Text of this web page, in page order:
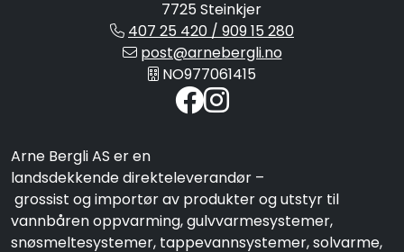
7725 Steinkjer
407 25 420 / 909 15 280
post@arnebergli.no
NO977061415
Arne Bergli AS er en
landsdekkende direkteleverandør –
grossist og importør av produkter og utstyr til
vannbåren oppvarming, gulvvarmesystemer,
snøsmeltesystemer, tappevannsystemer, solvarme,